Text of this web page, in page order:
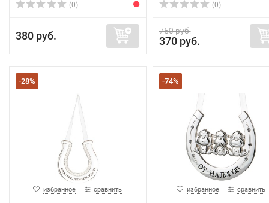
(0)
380 руб.
(0)
750 руб.
370 руб.
-28%
избранное сравнить
-74%
избранное сравнить